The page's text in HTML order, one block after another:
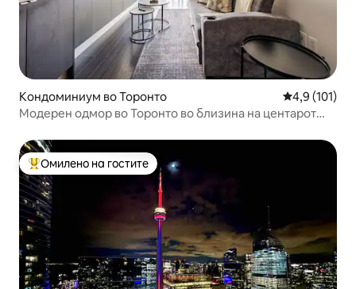
Кондоминиум во Торонто Просечна
4,9 (101)
Модерен одмор во Торонто во близина на центарот
Меѓу најуспешните „Омилени на гостите“
Омилено на гостите